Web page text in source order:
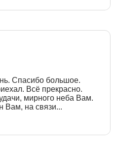
Спасибо большое.
Всё прекрасно.
мирного неба Вам.
Вам, на связи...